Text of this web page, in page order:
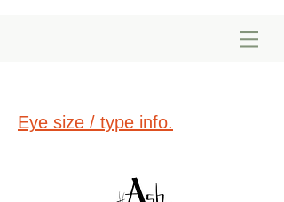
Eye size / type info.